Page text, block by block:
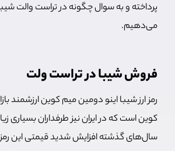
پرداخته و به سوال چگونه در تراست والت
می‌دهیم.
فروش شیبا در تراست ولت
رمز ارز شیبا اینو دومین میم کوین ارزشمند
کوین است که در ایران نیز طرفداران بسیاری
سال‌های گذشته افزایش شدید قیمتی این رمز